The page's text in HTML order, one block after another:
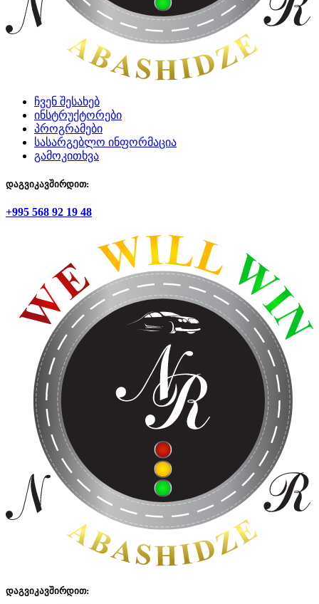
ჩვენ შესახებ
ინსტრუქტორები
პროგრამები
სასარგებლო ინფორმაცია
გამოკითხვა
დაგვიკავშირდით:
+995 568 92 19 48
დაგვიკავშირდით: